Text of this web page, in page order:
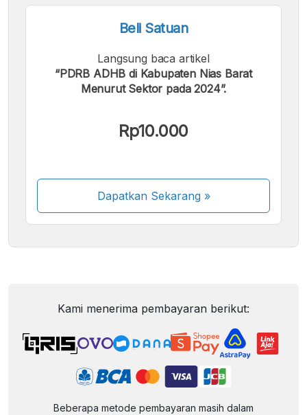
Beli Satuan
Langsung baca artikel
“PDRB ADHB di Kabupaten Nias Barat
Menurut Sektor pada 2024”.
Rp10.000
Dapatkan Sekarang»
Kami menerima pembayaran berikut:
Beberapa metode pembayaran masih dalam